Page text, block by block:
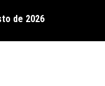
com show no Gravador
de 2026